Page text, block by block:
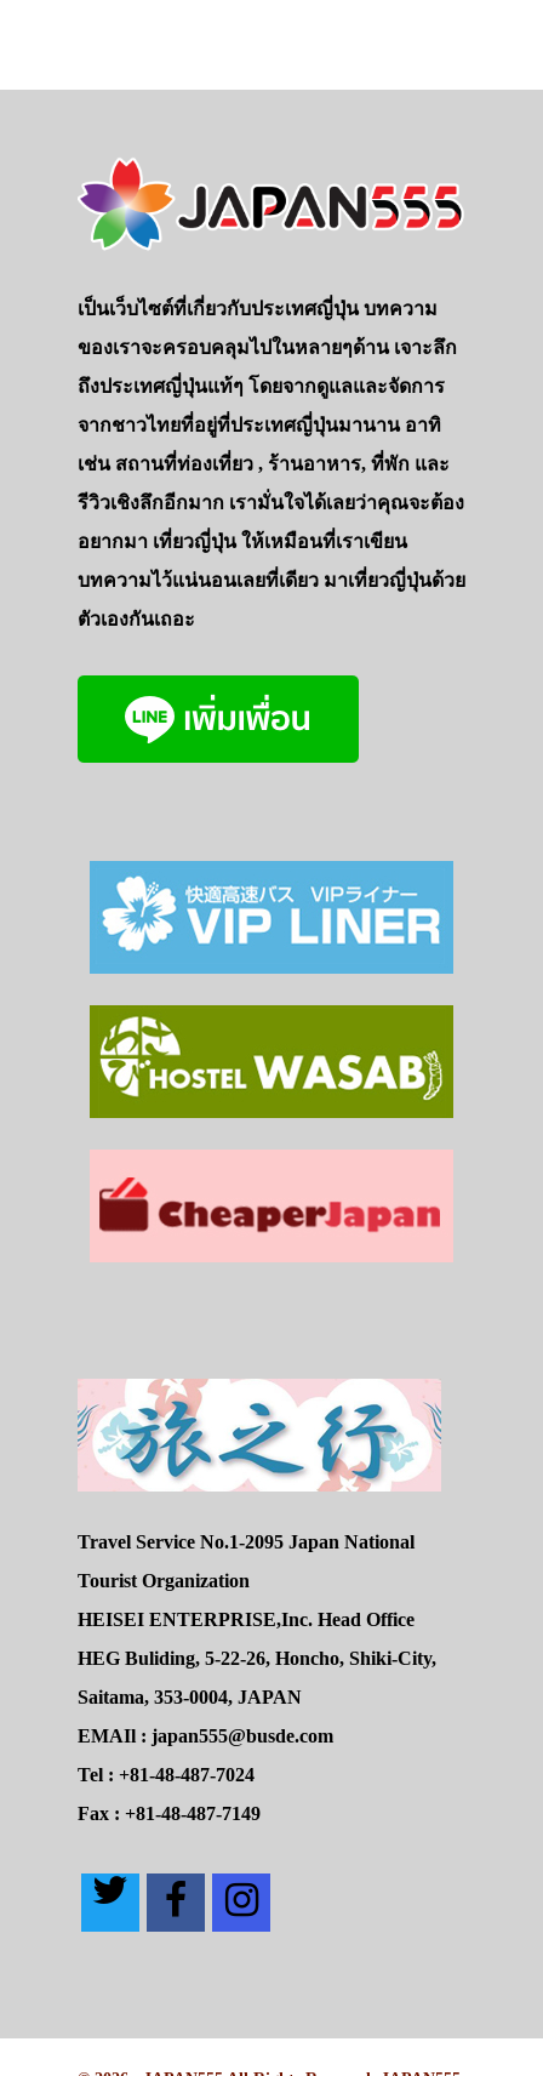
เป็นเว็บไซต์ที่เกี่ยวกับประเทศญี่ปุ่น บทความ
ของเราจะครอบคลุมไปในหลายๆด้าน เจาะลึก
ถึงประเทศญี่ปุ่นแท้ๆ โดยจากดูแลและจัดการ
จากชาวไทยที่อยู่ที่ประเทศญี่ปุ่นมานาน อาทิ
เช่น สถานที่ท่องเที่ยว , ร้านอาหาร, ที่พัก และ
รีวิวเชิงลึกอีกมาก เรามั่นใจได้เลยว่าคุณจะต้อง
อยากมา เที่ยวญี่ปุ่น ให้เหมือนที่เราเขียน
บทความไว้แน่นอนเลยที่เดียว มาเที่ยวญี่ปุ่นด้วย
ตัวเองกันเถอะ
Travel Service No.1-2095 Japan National
Tourist Organization
HEISEI ENTERPRISE,Inc. Head Office
HEG Buliding, 5-22-26, Honcho, Shiki-City,
Saitama, 353-0004, JAPAN
EMAIl : japan555@busde.com
Tel : +81-48-487-7024
Fax : +81-48-487-7149